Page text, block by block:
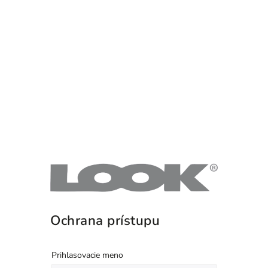
Ochrana prístupu
Prihlasovacie meno